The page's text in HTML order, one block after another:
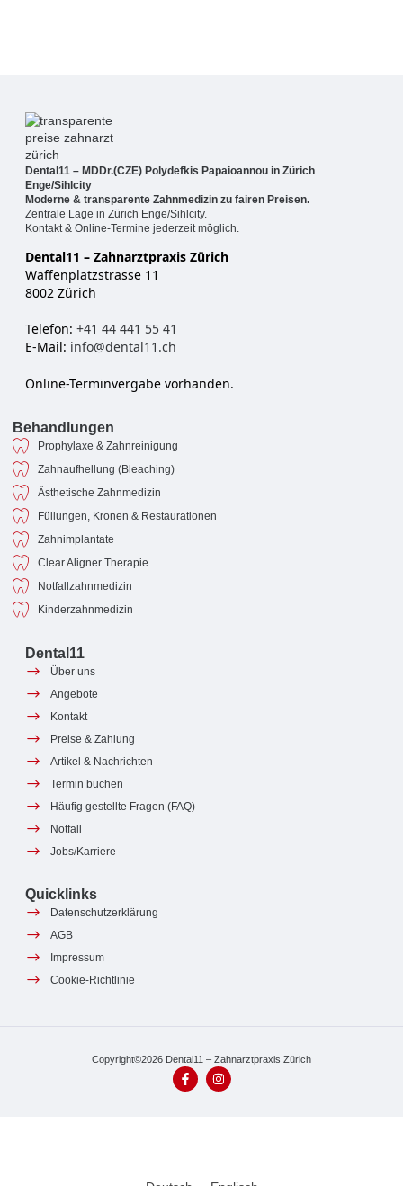
Dental11 – MDDr.(CZE) Polydefkis Papaioannou in Zürich
Enge/Sihlcity
Moderne & transparente Zahnmedizin zu fairen Preisen.
Zentrale Lage in Zürich Enge/Sihlcity.
Kontakt & Online-Termine jederzeit möglich.
Dental11 – Zahnarztpraxis Zürich
Waffenplatzstrasse 11
8002 Zürich
Telefon: +41 44 441 55 41
E-Mail: info@dental11.ch
Online-Terminvergabe vorhanden.
Behandlungen
Prophylaxe & Zahnreinigung
Zahnaufhellung (Bleaching)
Ästhetische Zahnmedizin
Füllungen, Kronen & Restaurationen
Zahnimplantate
Clear Aligner Therapie
Notfallzahnmedizin
Kinderzahnmedizin
Dental11
Über uns
Angebote
Kontakt
Preise & Zahlung
Artikel & Nachrichten
Termin buchen
Häufig gestellte Fragen (FAQ)
Notfall
Jobs/Karriere
Quicklinks
Datenschutzerklärung
AGB
Impressum
Cookie-Richtlinie
Copyright©2026 Dental11 – Zahnarztpraxis Zürich